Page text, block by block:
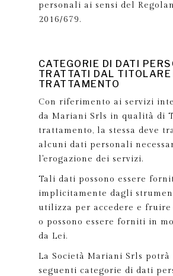
personali ai sensi del
2016/679.
CATEGORIE DI DATI
TRATTATI DAL TITOLARE
TRATTAMENTO
Con riferimento ai servizi
da Mariani Srls in qualità di
trattamento, la stessa deve
alcuni dati personali
l'erogazione dei servizi.
Tali dati possono essere
implicitamente dagli
utilizza per accedere e fruire
o possono essere forniti in
da Lei.
La Società Mariani Srls
seguenti categorie di dati